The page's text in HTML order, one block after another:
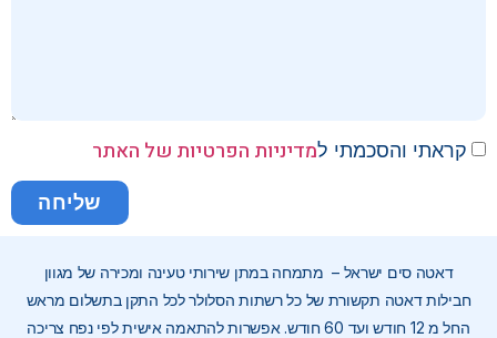
קראתי והסכמתי למדיניות הפרטיות של האתר
שליחה
דאטה סים ישראל – מתמחה במתן שירותי טעינה ומכירה של מגוון
חבילות דאטה תקשורת של כל רשתות הסלולר לכל התקן בתשלום מראש
החל מ 12 חודש ועד 60 חודש. אפשרות להתאמה אישית לפי נפח צריכה